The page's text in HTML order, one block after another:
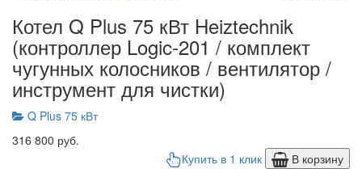
Котел Q Plus 75 кВт Heiztechnik
(контроллер Logic-201 / комплект
чугунных колосников / вентилятор /
инструмент для чистки)
Q Plus 75 кВт
316 800 руб.
Купить в 1 клик
В корзину